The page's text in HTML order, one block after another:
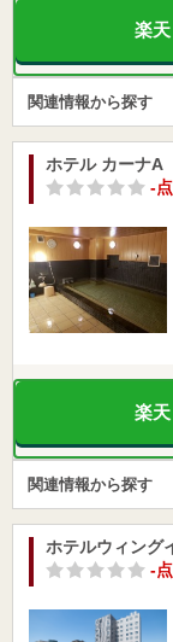
楽
関連情報から探す
ホテル カーナA
-点
楽
関連情報から探す
ホテルウィング
-点